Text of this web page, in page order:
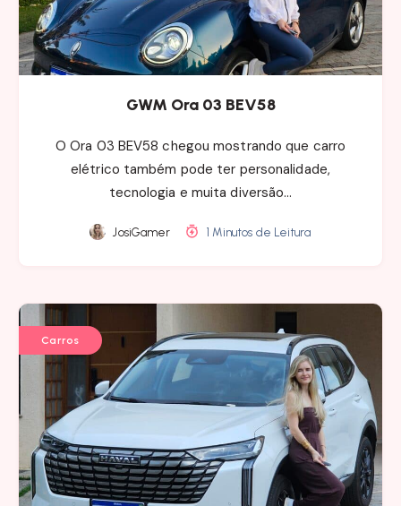
GWM Ora 03 BEV58
O Ora 03 BEV58 chegou mostrando que carro
elétrico também pode ter personalidade,
tecnologia e muita diversão…
JosiGamer 1 Minutos de Leitura
Carros